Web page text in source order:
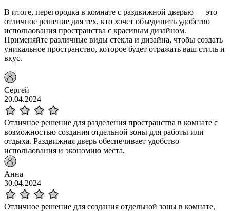
В итоге, перегородка в комнате с раздвижной дверью — это
отличное решение для тех, кто хочет объединить удобство
использования пространства с красивым дизайном.
Применяйте различные виды стекла и дизайна, чтобы создать
уникальное пространство, которое будет отражать ваш стиль и
вкус.
Сергей
20.04.2024
Отличное решение для разделения пространства в комнате с
возможностью создания отдельной зоны для работы или
отдыха. Раздвижная дверь обеспечивает удобство
использования и экономию места.
Анна
30.04.2024
Отличное решение для создания отдельной зоны в комнате,